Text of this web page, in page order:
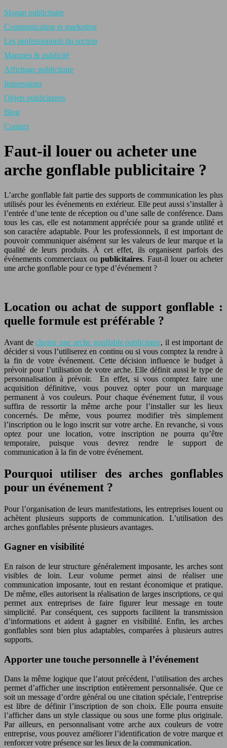
Slogan publicitaire
Communication et marketing
Les professionnels du secteur
Marques & publicité
Affichage publicitaire
Impressions
Objets publicitaires
Blog
Contact
Faut-il louer ou acheter une
arche gonflable publicitaire ?
L’arche gonflable fait partie des supports de communication les plus
utilisés pour les événements en extérieur. Elle peut aussi s’installer à
l’entrée d’une tente de réception ou d’une salle de conférence. Dans
tous les cas, elle est notamment appréciée pour sa grande utilité et
son caractère adaptable. Pour les professionnels, il est important de
pouvoir communiquer aisément sur les valeurs de leur marque et la
qualité de leurs produits. À cet effet, ils organisent parfois des
événements commerciaux oupublicitaires. Faut-il louer ou acheter
une arche gonflable pour ce type d’événement ?
Location ou achat de support gonflable :
quelle formule est préférable ?
Avant dechoisir une arche gonflable publicitaire, il est important de
décider si vous l’utiliserez en continu ou si vous comptez la rendre à
la fin de votre événement. Cette décision influence le budget à
prévoir pour l’utilisation de votre arche. Elle définit aussi le type de
personnalisation à prévoir. En effet, si vous comptez faire une
acquisition définitive, vous pouvez opter pour un marquage
permanent à vos couleurs. Pour chaque événement futur, il vous
suffira de ressortir la même arche pour l’installer sur les lieux
concernés. De même, vous pourrez modifier très simplement
l’inscription ou le logo inscrit sur votre arche. En revanche, si vous
optez pour une location, votre inscription ne pourra qu’être
temporaire, puisque vous devrez rendre le support de
communication à la fin de votre événement.
Pourquoi utiliser des arches gonflables
pour un événement ?
Pour l’organisation de leurs manifestations, les entreprises louent ou
achètent plusieurs supports de communication. L’utilisation des
arches gonflables présente plusieurs avantages.
Gagner en visibilité
En raison de leur structure généralement imposante, les arches sont
visibles de loin. Leur volume permet ainsi de réaliser une
communication imposante, tout en restant économique et pratique.
De même, elles autorisent la réalisation de larges inscriptions, ce qui
permet aux entreprises de faire figurer leur message en toute
simplicité. Par conséquent, ces supports facilitent la transmission
d’informations et aident à gagner en visibilité. Enfin, les arches
gonflables sont bien plus adaptables, comparées à plusieurs autres
supports.
Apporter une touche personnelle à l’événement
Dans la même logique que l’atout précédent, l’utilisation des arches
permet d’afficher une inscription entièrement personnalisée. Que ce
soit un message d’ordre général ou une citation spéciale, l’entreprise
est libre de définir l’inscription de son choix. Elle pourra ensuite
l’afficher dans un style classique ou sous une forme plus originale.
Par ailleurs, en personnalisant votre arche aux couleurs de votre
entreprise, vous pouvez améliorer l’identification de votre marque et
renforcer votre présence sur les lieux de la communication.